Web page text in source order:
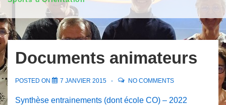
Main
Navigation
Documents animateurs
POSTED ON 7 JANVIER 2015 NO COMMENTS
Synthèse entrainements (dont école CO) – 2022